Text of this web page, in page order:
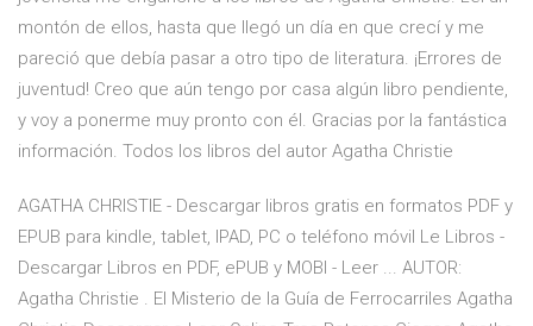
montón de ellos, hasta que llegó un día en que crecí y me
pareció que debía pasar a otro tipo de literatura. ¡Errores de
juventud! Creo que aún tengo por casa algún libro pendiente,
y voy a ponerme muy pronto con él. Gracias por la fantástica
información. Todos los libros del autor Agatha Christie
AGATHA CHRISTIE - Descargar libros gratis en formatos PDF y
EPUB para kindle, tablet, IPAD, PC o teléfono móvil Le Libros -
Descargar Libros en PDF, ePUB y MOBI - Leer ... AUTOR:
Agatha Christie . El Misterio de la Guía de Ferrocarriles Agatha